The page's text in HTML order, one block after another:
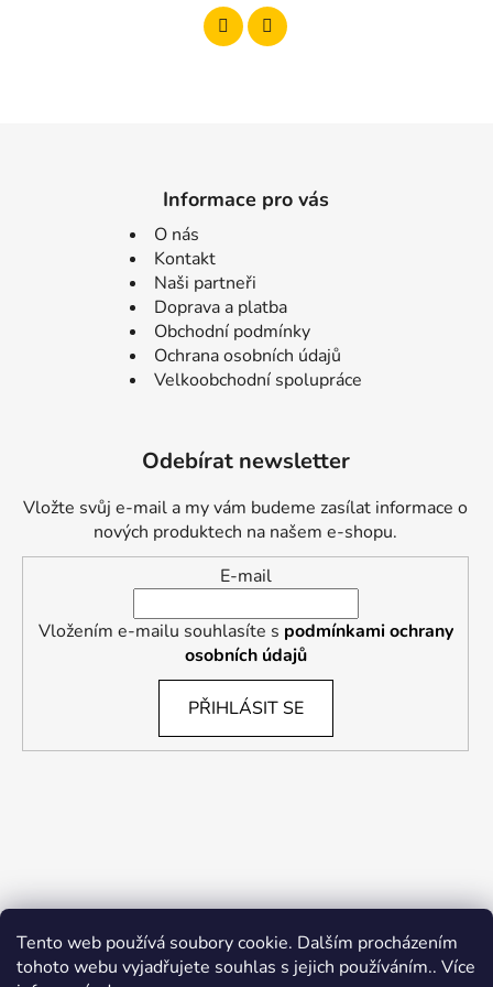
Tento web používá soubory cookie. Dalším procházením
tohoto webu vyjadřujete souhlas s jejich používáním.. Více
Informace pro vás
O nás
Kontakt
Naši partneři
Doprava a platba
Obchodní podmínky
Ochrana osobních údajů
Velkoobchodní spolupráce
Odebírat newsletter
Vložte svůj e-mail a my vám budeme zasílat informace o
nových produktech na našem e-shopu.
E-mail
Vložením e-mailu souhlasíte s podmínkami ochrany
osobních údajů
PŘIHLÁSIT SE